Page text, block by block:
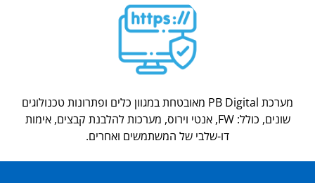
מערכת PB Digital מאובטחת במגוון כלים ופתרונות טכנולוגים
שונים, כולל: FW, אנטי וירוס, מערכות להלבנת קבצים, אימות
דו-שלבי של המשתמשים ואחרים.